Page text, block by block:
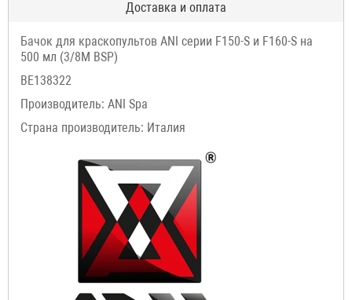
Доставка и оплата
Бачок для краскопультов ANI серии F150-S и F160-S на
500 мл (3/8M BSP)
BE138322
Производитель: ANI Spa
Страна производитель: Италия